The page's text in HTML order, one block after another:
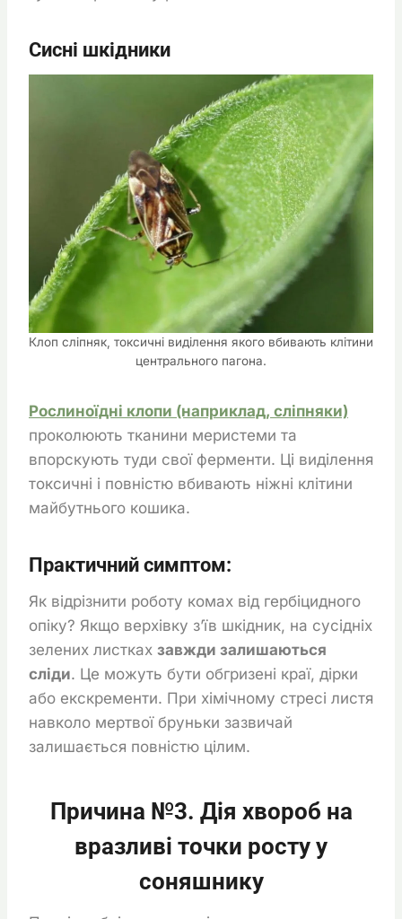
Сисні шкідники
Клоп сліпняк, токсичні виділення якого вбивають клітини
центрального пагона.
Рослиноїдні клопи (наприклад, сліпняки)
проколюють тканини меристеми та
впорскують туди свої ферменти. Ці виділення
токсичні і повністю вбивають ніжні клітини
майбутнього кошика.
Практичний симптом:
Як відрізнити роботу комах від гербіцидного
опіку? Якщо верхівку з’їв шкідник, на сусідніх
зелених листках завжди залишаються
сліди. Це можуть бути обгризені краї, дірки
або екскременти. При хімічному стресі листя
навколо мертвої бруньки зазвичай
залишається повністю цілим.
Причина №3. Дія хвороб на
вразливі точки росту у
соняшнику